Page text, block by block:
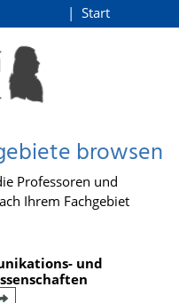
Start
browsen
Professoren und
Ihrem Fachgebiet
und